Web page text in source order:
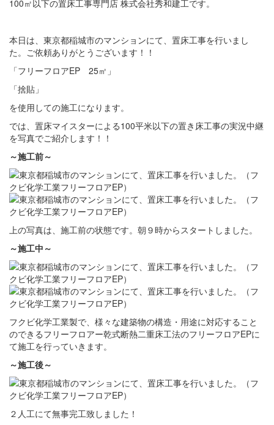
100㎡以下の置床工事専門店 株式会社秀和建工です。
本日は、東京都稲城市のマンションにて、置床工事を行いまし
た。ご依頼ありがとうございます！！
「フリーフロアEP 25㎡」
「捨貼」
を使用しての施工になります。
では、置床マイスターによる100平米以下の置き床工事の実況中継
を写真でご紹介します！！
～施工前～
上の写真は、施工前の状態です。朝９時からスタートしました。
～施工中～
フクビ化学工業製で、様々な建築物の構造・用途に対応すること
のできるフリーフロアー乾式断熱二重床工法のフリーフロアEPに
て施工を行っていきます。
～施工後～
２人工にて無事完工致しました！